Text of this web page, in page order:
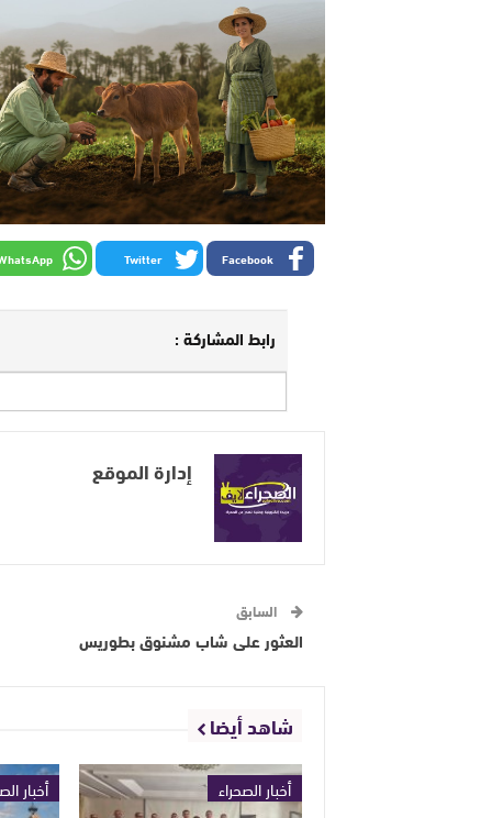
Facebook
Twitter
رابط المشاركة :
إدارة الموقع
السابق
العثور على شاب مشنوق بطوريس
شاهد أيضا
أخبار الصحراء أخبار